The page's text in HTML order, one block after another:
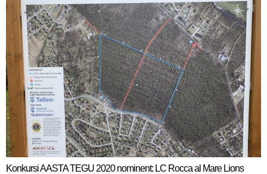
Konkursi AASTA TEGU 2020 nominent: LC Rocca al Mare Lions